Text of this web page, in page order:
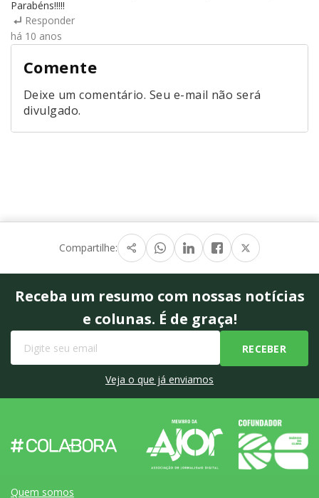
Parabéns!!!!!
Responder
há 10 anos
Comente
Deixe um comentário. Seu e-mail não será
divulgado.
Compartilhe:
Receba um resumo com nossas notícias
e colunas. É de graça!
Veja o que já enviamos
Quem somos